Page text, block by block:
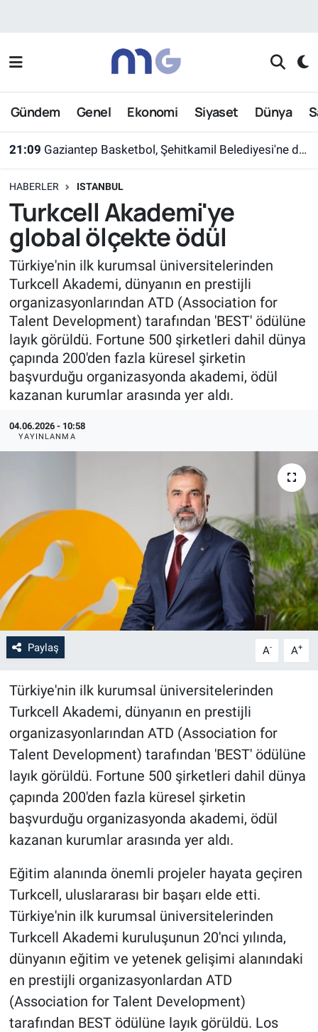
Gündem Genel Ekonomi Siyaset Dünya
21:09 Gaziantep Basketbol, Şehitkamil Belediyesi'ne devredildi
HABERLER ISTANBUL
Turkcell Akademi'ye
global ölçekte ödül
Türkiye'nin ilk kurumsal üniversitelerinden
Turkcell Akademi, dünyanın en prestijli
organizasyonlarından ATD (Association for
Talent Development) tarafından 'BEST' ödülüne
layık görüldü. Fortune 500 şirketleri dahil dünya
çapında 200'den fazla küresel şirketin
başvurduğu organizasyonda akademi, ödül
kazanan kurumlar arasında yer aldı.
04.06.2026 - 10:58
YAYINLANMA
Paylaş A- A+
Türkiye'nin ilk kurumsal üniversitelerinden
Turkcell Akademi, dünyanın en prestijli
organizasyonlarından ATD (Association for
Talent Development) tarafından 'BEST' ödülüne
layık görüldü. Fortune 500 şirketleri dahil dünya
çapında 200'den fazla küresel şirketin
başvurduğu organizasyonda akademi, ödül
kazanan kurumlar arasında yer aldı.
Eğitim alanında önemli projeler hayata geçiren
Turkcell, uluslararası bir başarı elde etti.
Türkiye'nin ilk kurumsal üniversitelerinden
Turkcell Akademi kuruluşunun 20'nci yılında,
dünyanın eğitim ve yetenek gelişimi alanındaki
en prestijli organizasyonlardan ATD
(Association for Talent Development)
tarafından BEST ödülüne layık görüldü. Los
Nöbetçi Eczaneler
Hava Durumu
Süper Lig Puan Durumu ve Fikstür
Tüm Manşetler
Son Dakika Haberleri
Haber Arşivi